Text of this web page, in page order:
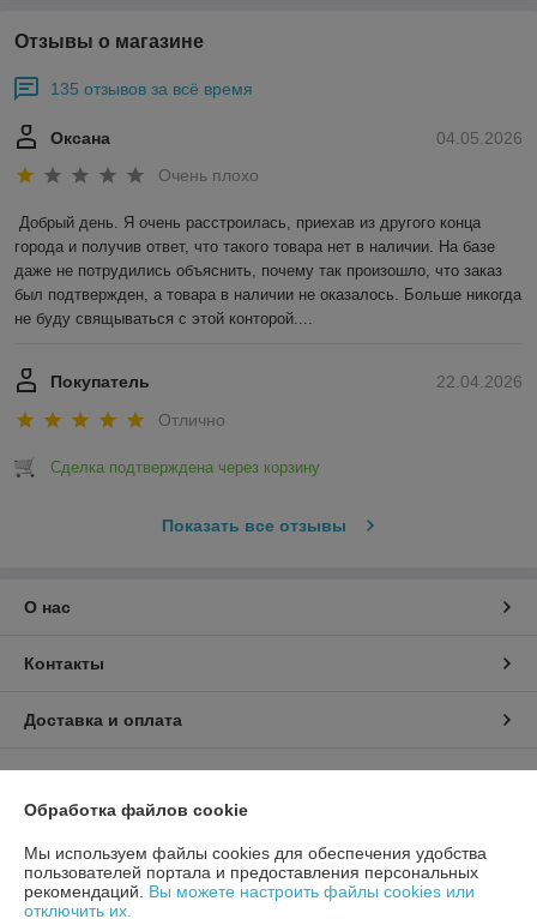
Отзывы о магазине
135 отзывов за всё время
04.05.2026
Оксана
Очень плохо
Добрый день. Я очень расстроилась, приехав из другого конца
города и получив ответ, что такого товара нет в наличии. На базе
даже не потрудились объяснить, почему так произошло, что заказ
был подтвержден, а товара в наличии не оказалось. Больше никогда
не буду свящываться с этой конторой....
22.04.2026
Покупатель
Отлично
Сделка подтверждена через корзину
Показать все отзывы
О нас
Контакты
Доставка и оплата
График работы
Политика обработки cookies
Обработка файлов cookie
Мы используем файлы cookies для обеспечения удобства
пользователей портала и предоставления персональных
рекомендаций. Вы можете настроить файлы cookies или
отключить их.